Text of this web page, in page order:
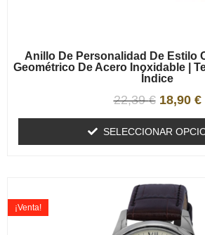
Anillo De Personalidad De Estilo
Geométrico De Acero Inoxidable |
Índice
22,39€ 18,90 €
SELECCIONAR
¡Venta!